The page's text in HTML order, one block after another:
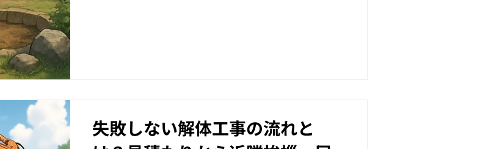
失敗しない解体工事の流れと